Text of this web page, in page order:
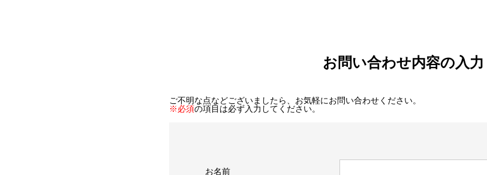
お問い合わせ内容の入力
ご不明な点などございましたら、お気軽にお問い合わせください。
※必須の項目は必ず入力してください。
お名前